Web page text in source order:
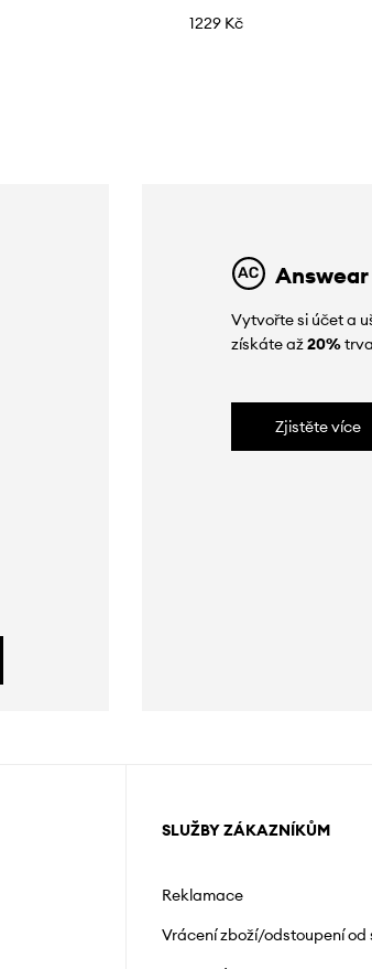
1229 Kč
Vytvořte si účet a
získáte až20%
Zjistěte více
SLUŽBY ZÁKAZNÍKŮM
Reklamace
Vrácení zboží/odstoupení od